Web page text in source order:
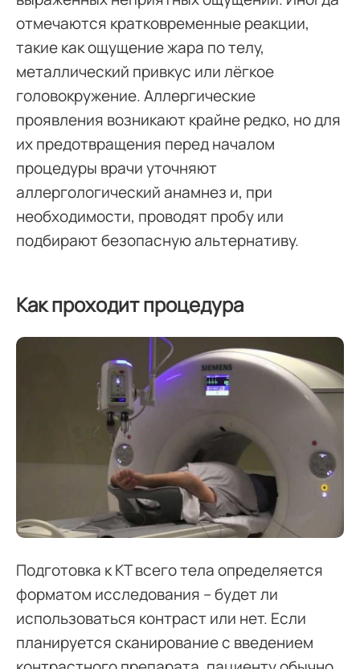
отмечаются кратковременные реакции,
такие как ощущение жара по телу,
металлический привкус или лёгкое
головокружение. Аллергические
проявления возникают крайне редко, но для
их предотвращения перед началом
процедуры врачи уточняют
аллергологический анамнез и, при
необходимости, проводят пробу или
подбирают безопасную альтернативу.
Как проходит процедура
Подготовка к КТ всего тела определяется
форматом исследования – будет ли
использоваться контраст или нет. Если
планируется сканирование с введением